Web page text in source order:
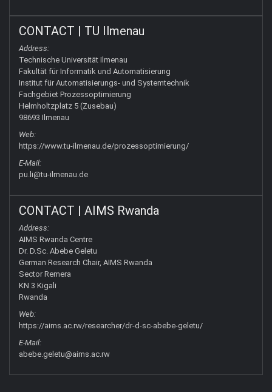
CONTACT | TU Ilmenau
Address:
Technische Universität Ilmenau
Fakultät für Informatik und Automatisierung
Institut für Automatisierungs- und Systemtechnik
Fachgebiet Prozessoptimierung
Helmholtzplatz 5 (Zusebau)
98693 Ilmenau
Web:
https://www.tu-ilmenau.de/prozessoptimierung/
E-Mail:
pu.li@tu-ilmenau.de
CONTACT | AIMS Rwanda
Address:
AIMS Rwanda Centre
Dr. D.Sc. Abebe Geletu
German Research Chair, AIMS Rwanda
Sector Remera
KN 3 Kigali
Rwanda
Web:
https://aims.ac.rw/researcher/dr-d-sc-abebe-geletu/
E-Mail:
abebe.geletu@aims.ac.rw